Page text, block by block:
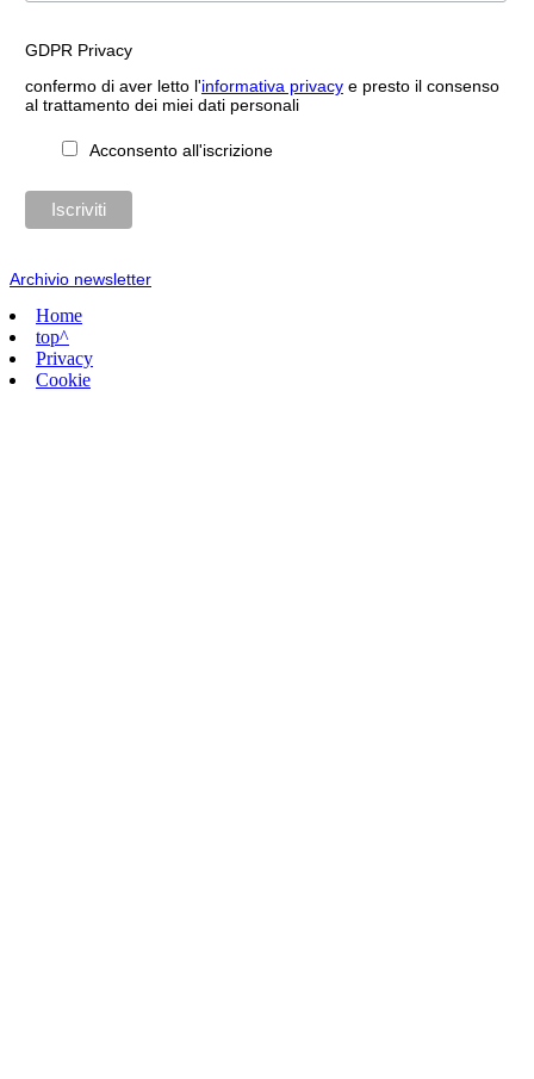
GDPR Privacy
confermo di aver letto l'informativa privacye presto il consenso
al trattamento dei miei dati personali
Acconsento all'iscrizione
Archivio newsletter
Home
top^
Privacy
Cookie